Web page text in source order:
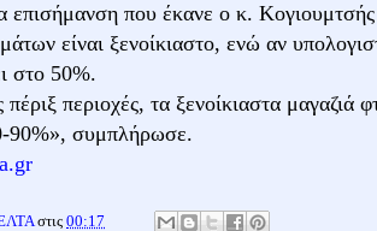
επισήμανση που έκανε ο κ.
είναι ξενοίκιαστο, ενώ αν
στο 50%.
περιοχές, τα ξενοίκιαστα μαγαζιά
90%», συμπλήρωσε.
στις 00:17